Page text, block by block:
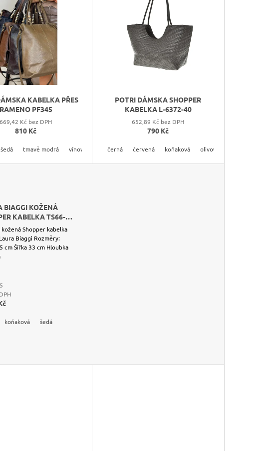
P
R
T
tmavě hnedá tmavě modrá vínová
KABELKA PŘES
RAMENO PF345
669,42 Kč bez DPH
810 Kč
šedá tmavě modrá vínová
POTRI DÁMSKA SHOPPER
KABELKA L-6372-40
652,89 Kč bez DPH
790 Kč
černá červená koňaková olivová
BIAGGI KOŽENÁ
KABELKA TS66-
kožená Shopper kabelka
Biaggi Rozměry:
cm Šířka 33 cm Hloubka
koňaková šedá